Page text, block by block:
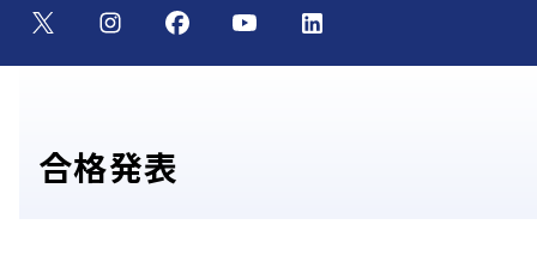
合格発表